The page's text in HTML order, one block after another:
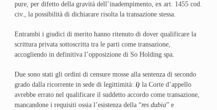
pure, per difetto della gravità dell’inadempimento, ex art. 1455 cod.
civ., la possibilità di dichiarare risolta la transazione stessa.
Entrambi i giudici di merito hanno ritenuto di dover qualificare la
scrittura privata sottoscritta tra le parti come transazione,
accogliendo in definitiva l’opposizione di So Holding spa.
Due sono stati gli ordini di censure mosse alla sentenza di secondo
grado dalla ricorrente in sede di legittimità: i) la Corte d’appello
avrebbe errato nel qualificare il suddetto accordo come transazione,
mancandone i requisiti ossia l’esistenza della “res dubia” e